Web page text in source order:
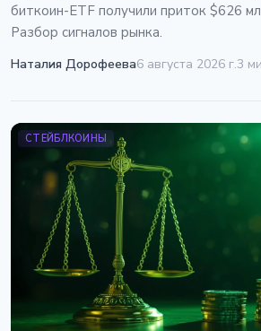
биткоин-ETF получили приток $626
Разбор сигналов рынка.
Наталия Дорофеева6 августа 2026 г.3
СТЕЙБЛКОИНЫ